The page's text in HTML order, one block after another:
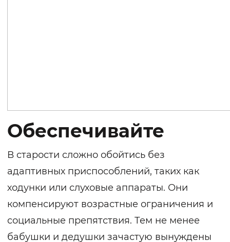
Обеспечивайте
В старости сложно обойтись без
адаптивных приспособлений, таких как
ходунки или слуховые аппараты. Они
компенсируют возрастные ограничения и
социальные препятствия. Тем не менее
бабушки и дедушки зачастую вынуждены